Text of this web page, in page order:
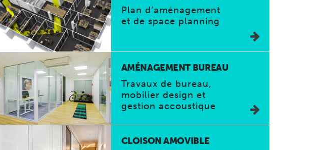
Plan d’aménagement
et de space planning
AMÉNAGEMENT BUREAU
Travaux de bureau,
mobilier design et
gestion accoustique
CLOISON AMOVIBLE